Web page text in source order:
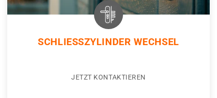
SCHLIESSZYLINDER WECHSEL
JETZT KONTAKTIEREN